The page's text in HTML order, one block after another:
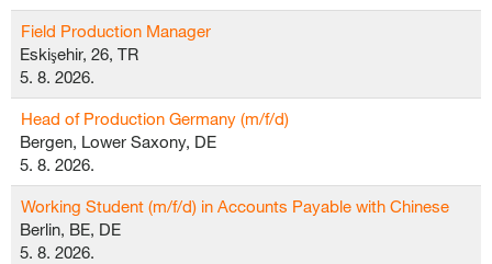
Field Production Manager
Eskişehir, 26, TR
5. 8. 2026.
Head of Production Germany (m/f/d)
Bergen, Lower Saxony, DE
5. 8. 2026.
Working Student (m/f/d) in Accounts Payable with Chinese
Berlin, BE, DE
5. 8. 2026.